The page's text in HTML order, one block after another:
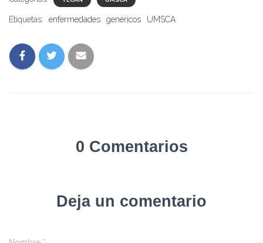
Etiquetas: enfermedades genéricos UMSCA
0 Comentarios
Deja un comentario